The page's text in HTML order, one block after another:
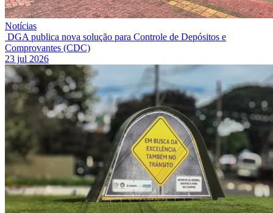
Notícias
DGA publica nova solução para Controle de Depósitos e
Comprovantes (CDC)
23 jul 2026